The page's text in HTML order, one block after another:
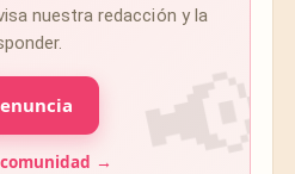
nuestra redacción y la
→